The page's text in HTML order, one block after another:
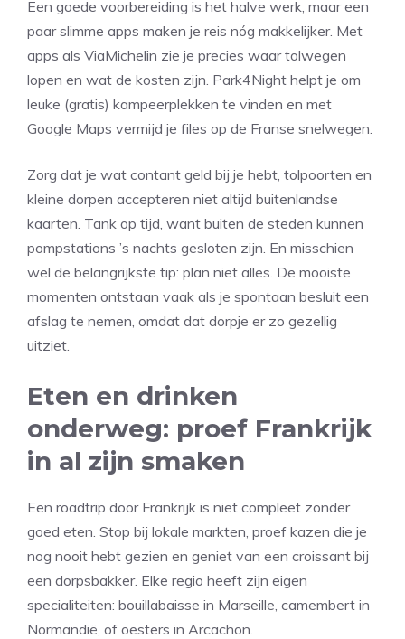
Een goede voorbereiding is het halve werk, maar een
paar slimme apps maken je reis nóg makkelijker. Met
apps als ViaMichelin zie je precies waar tolwegen
lopen en wat de kosten zijn. Park4Night helpt je om
leuke (gratis) kampeerplekken te vinden en met
Google Maps vermijd je files op de Franse snelwegen.
Zorg dat je wat contant geld bij je hebt, tolpoorten en
kleine dorpen accepteren niet altijd buitenlandse
kaarten. Tank op tijd, want buiten de steden kunnen
pompstations ’s nachts gesloten zijn. En misschien
wel de belangrijkste tip: plan niet alles. De mooiste
momenten ontstaan vaak als je spontaan besluit een
afslag te nemen, omdat dat dorpje er zo gezellig
uitziet.
Eten en drinken
onderweg: proef Frankrijk
in al zijn smaken
Een roadtrip door Frankrijk is niet compleet zonder
goed eten. Stop bij lokale markten, proef kazen die je
nog nooit hebt gezien en geniet van een croissant bij
een dorpsbakker. Elke regio heeft zijn eigen
specialiteiten: bouillabaisse in Marseille, camembert in
Normandië, of oesters in Arcachon.